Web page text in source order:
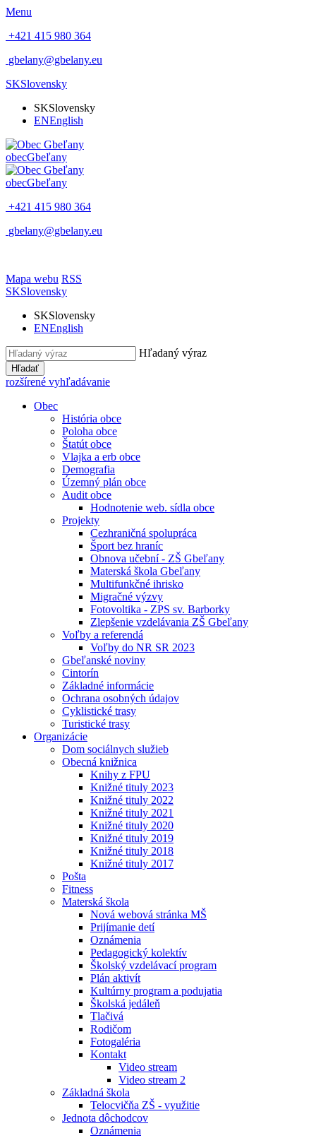
Menu
+421 415 980 364
gbelany@gbelany.eu
SKSlovensky
SKSlovensky
ENEnglish
obecGbeľany
obecGbeľany
+421 415 980 364
gbelany@gbelany.eu
Mapa webu RSS
SKSlovensky
SKSlovensky
ENEnglish
Hľadaný výraz
Hľadať
rozšírené vyhľadávanie
Obec
História obce
Poloha obce
Štatút obce
Vlajka a erb obce
Demografia
Územný plán obce
Audit obce
Hodnotenie web. sídla obce
Projekty
Cezhraničná spolupráca
Šport bez hraníc
Obnova učební - ZŠ Gbeľany
Materská škola Gbeľany
Multifunkčné ihrisko
Migračné výzvy
Fotovoltika - ZPS sv. Barborky
Zlepšenie vzdelávania ZŠ Gbeľany
Voľby a referendá
Voľby do NR SR 2023
Gbeľanské noviny
Cintorín
Základné informácie
Ochrana osobných údajov
Cyklistické trasy
Turistické trasy
Organizácie
Dom sociálnych služieb
Obecná knižnica
Knihy z FPU
Knižné tituly 2023
Knižné tituly 2022
Knižné tituly 2021
Knižné tituly 2020
Knižné tituly 2019
Knižné tituly 2018
Knižné tituly 2017
Pošta
Fitness
Materská škola
Nová webová stránka MŠ
Prijímanie detí
Oznámenia
Pedagogický kolektív
Školský vzdelávací program
Plán aktivít
Kultúrny program a podujatia
Školská jedáleň
Tlačivá
Rodičom
Fotogaléria
Kontakt
Video stream
Video stream 2
Základná škola
Telocvičňa ZŠ - využitie
Jednota dôchodcov
Oznámenia